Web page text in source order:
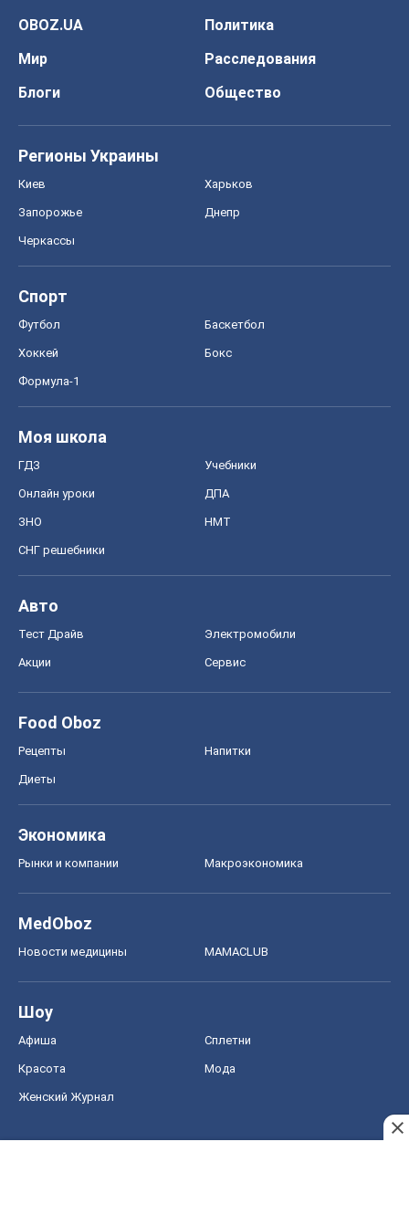
OBOZ.UA
Политика
Мир
Расследования
Блоги
Общество
Регионы Украины
Киев Харьков
Запорожье Днепр
Черкассы
Спорт
Футбол Баскетбол
Хоккей Бокс
Формула-1
Моя школа
ГДЗ Учебники
Онлайн уроки ДПА
ЗНО НМТ
СНГ решебники
Авто
Тест Драйв Электромобили
Акции Сервис
Food Oboz
Рецепты Напитки
Диеты
Экономика
Рынки и компании Mакроэкономика
MedOboz
Новости медицины MAMACLUB
Шоу
Афиша Сплетни
Красота Мода
Женский Журнал